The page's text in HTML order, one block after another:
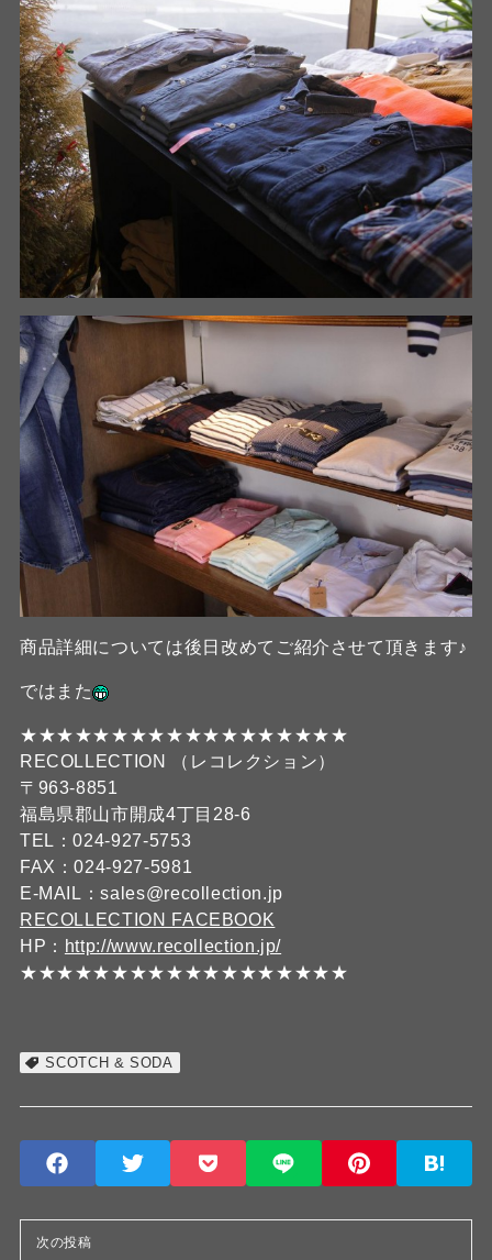
商品詳細については後日改めてご紹介させて頂きます♪
ではまた
★★★★★★★★★★★★★★★★★★
RECOLLECTION （レコレクション）
〒963-8851
福島県郡山市開成4丁目28-6
TEL：024-927-5753
FAX：024-927-5981
E-MAIL：sales@recollection.jp
RECOLLECTION FACEBOOK
HP： http://www.recollection.jp/
★★★★★★★★★★★★★★★★★★
SCOTCH & SODA
次の投稿